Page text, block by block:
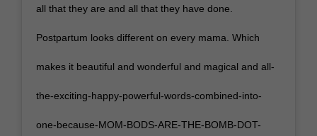
all that they are and all that they have done.⁣ ⁣
Postpartum looks different on every mama. Which
makes it beautiful and wonderful and magical and all-
the-exciting-happy-powerful-words-combined-into-
one-because-MOM-BODS-ARE-THE-BOMB-DOT-